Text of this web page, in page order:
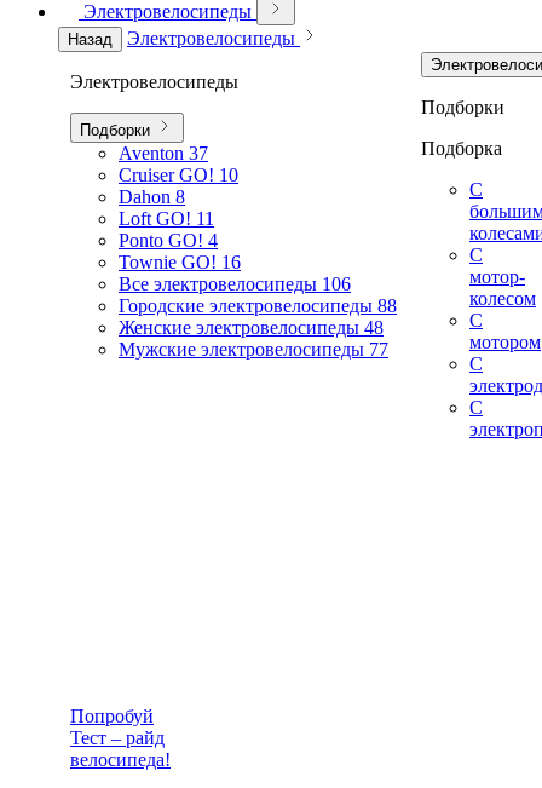
Электровелосипеды
Назад Электровелосипеды
Электровелосипеды
Подборки
Aventon 37
Cruiser GO! 10
Dahon 8
Loft GO! 11
Ponto GO! 4
Townie GO! 16
Все электровелосипеды 106
Городские электровелосипеды 88
Женские электровелосипеды 48
Мужские электровелосипеды 77
Подборки
Подборка
С
С
мотор-
колесом
С
мотором
С
С
Попробуй
Тест – райд
велосипеда!